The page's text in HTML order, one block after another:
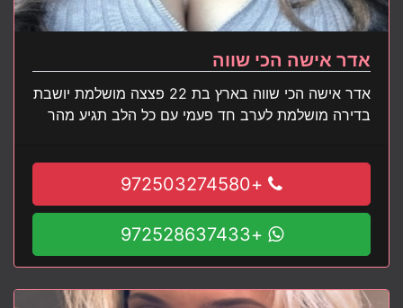
אדר אישה הכי שווה
אדר אישה הכי שווה בארץ בת 22 פצצה מושלמת יושבת
בדירה מושלמת לערב חד פעמי עם כל הלב תגיע מהר
+972503274580
+972528637433